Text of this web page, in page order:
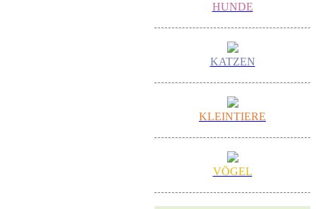
HUNDE
KATZEN
KLEINTIERE
VÖGEL